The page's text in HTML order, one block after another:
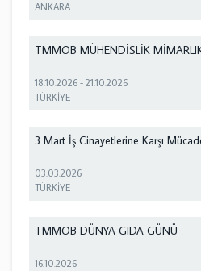
ANKARA
TMMOB MÜHENDİSLİK
18.10.2026 -21.10.2026
TÜRKİYE
3 Mart İş Cinayetlerine Karşı
03.03.2026
TÜRKİYE
TMMOB DÜNYA GIDA GÜNÜ
16.10.2026